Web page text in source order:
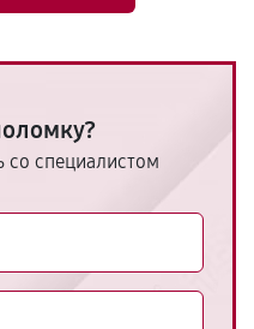
со специалистом